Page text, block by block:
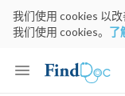
我们使用 cookies 以
我们使用 cookies。 了